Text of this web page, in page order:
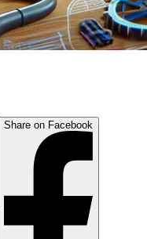
Share on Facebook